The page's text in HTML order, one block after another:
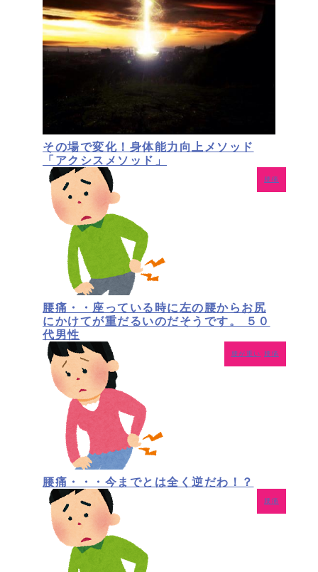
その場で変化！身体能力向上メソッド
「アクシスメソッド」
腰痛
腰痛・・座っている時に左の腰からお尻
にかけてが重だるいのだそうです。 ５０
代男性
腰が重い 腰痛
腰痛・・・今までとは全く逆だわ！？
腰痛